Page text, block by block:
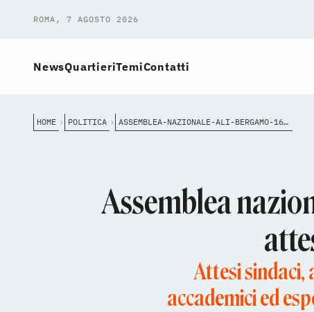
ROMA, 7 AGOSTO 2026
NewsQuartieriTemiContatti
HOME POLITICA ASSEMBLEA-NAZIONALE-ALI-BERGAMO-16-17-APRILE-2026
Assemblea
Attesi
accademici ed